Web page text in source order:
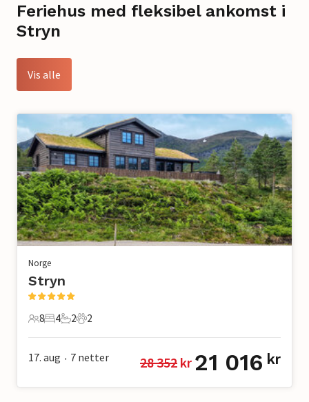
Feriehus med fleksibel ankomst i
Stryn
Vis alle
Norge
Stryn
8 Gjester
8
4 Soverom
4
2 Bad
2
2 Kjæledyr
2
17. aug • 7 netter 28 352 kr 21 016 kr